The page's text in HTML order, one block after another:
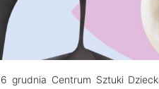
grudnia Centrum Sztuki